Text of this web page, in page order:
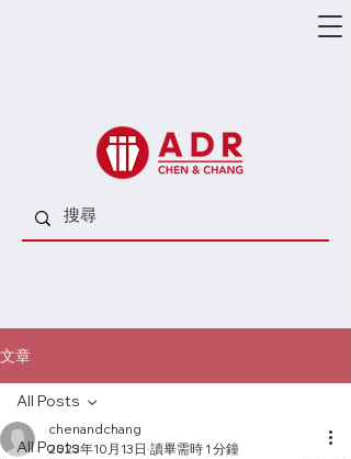
文章
All Posts
All Posts
chenandchang
2023年10月13日 讀畢需時 1 分鐘